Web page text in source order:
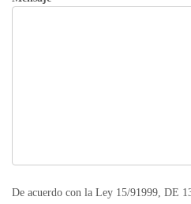
De acuerdo con la Ley 15/91999, DE